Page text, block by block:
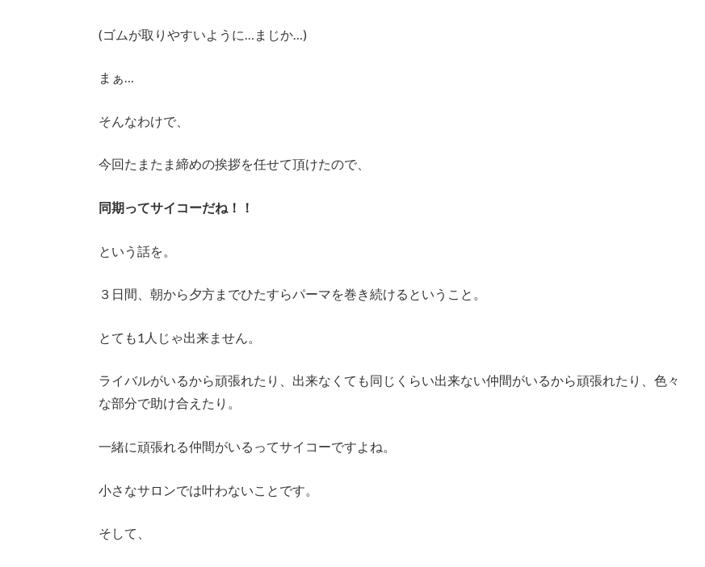
(ゴムが取りやすいように…まじか…)
まぁ…
そんなわけで、
今回たまたま締めの挨拶を任せて頂けたので、
同期ってサイコーだね！！
という話を。
３日間、朝から夕方までひたすらパーマを巻き続けるということ。
とても1人じゃ出来ません。
ライバルがいるから頑張れたり、出来なくても同じくらい出来ない仲間がいるから頑張れたり、色々
な部分で助け合えたり。
一緒に頑張れる仲間がいるってサイコーですよね。
小さなサロンでは叶わないことです。
そして、